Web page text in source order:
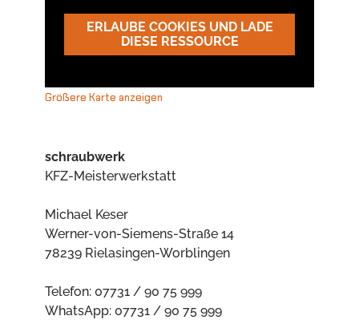
ERLAUBE COOKIES UND LADE
DIESE RESSOURCE
Größere Karte anzeigen
schraubwerk
KFZ-Meisterwerkstatt
Michael Keser
Werner-von-Siemens-Straße 14
78239 Rielasingen-Worblingen
Telefon: 07731 / 90 75 999
WhatsApp: 07731 / 90 75 999